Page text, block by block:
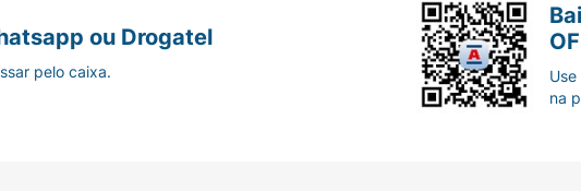
ou Drogatel
pelo caixa.
na